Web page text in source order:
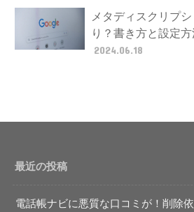
メタディスクリプ
り？書き方と設定
2024.06.18
最近の投稿
電話帳ナビに悪質な口コミが！削除